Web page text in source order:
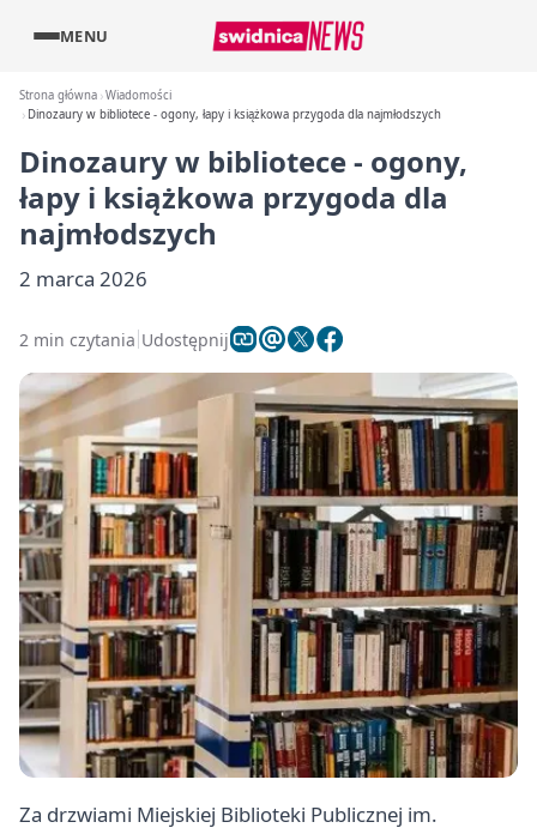
MENU
Strona główna Wiadomości
Dinozaury w bibliotece - ogony, łapy i książkowa przygoda dla najmłodszych
Dinozaury w bibliotece - ogony,
łapy i książkowa przygoda dla
najmłodszych
2 marca 2026
2 min czytania Udostępnij
Za drzwiami Miejskiej Biblioteki Publicznej im.